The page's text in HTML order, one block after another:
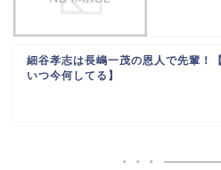
細谷孝志は長嶋一茂の恩人で先輩！
いつ今何してる】